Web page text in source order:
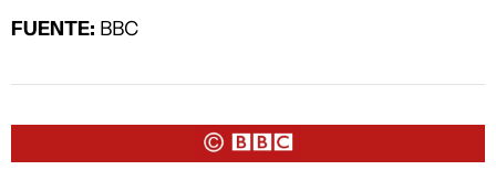
FUENTE: BBC